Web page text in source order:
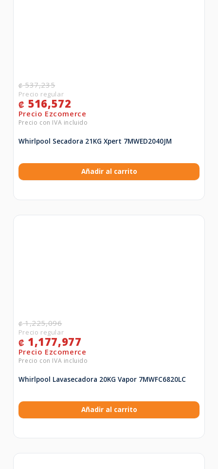
₡537,235
₡ 516,572
Whirlpool Secadora 21KG Xpert 7MWED2040JM
Añadir al carrito
₡1,225,096
₡ 1,177,977
Whirlpool Lavasecadora 20KG Vapor 7MWFC6820LC
Añadir al carrito